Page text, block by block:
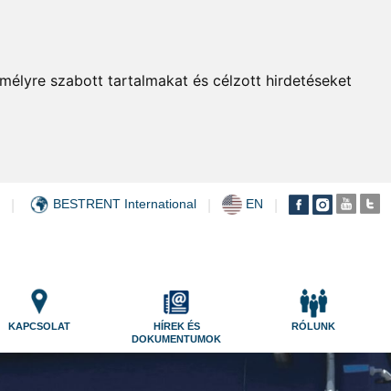
szabott tartalmakat és célzott hirdetéseket
BESTRENT International EN
KAPCSOLAT
HÍREK ÉS
DOKUMENTUMOK
RÓLUNK